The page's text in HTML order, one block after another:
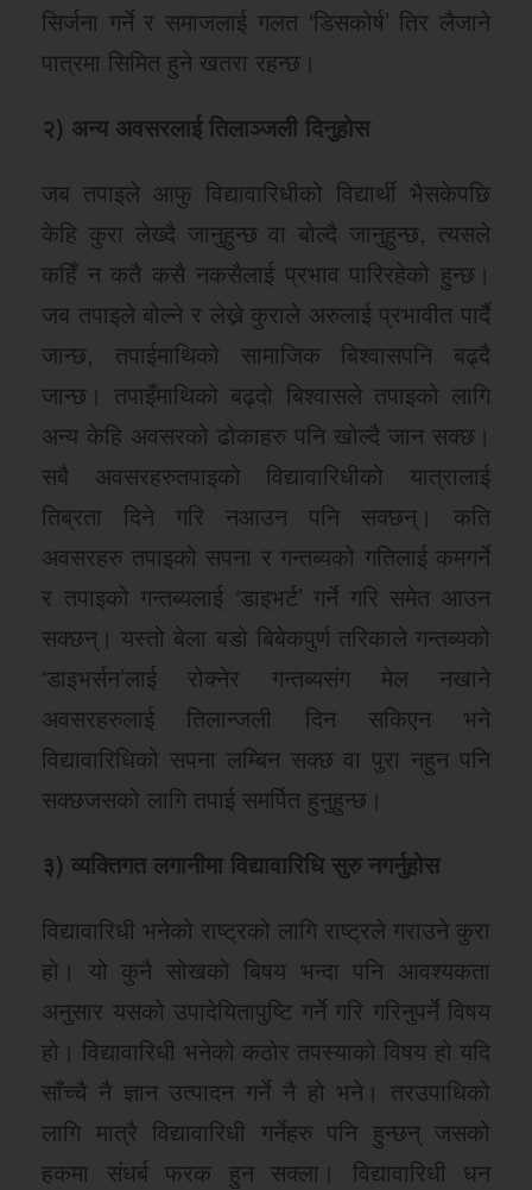
सिर्जना गर्ने र समाजलाई गलत ‘डिसकोर्ष’ तिर लैजाने
पात्रमा सिमित हुने खतरा रहन्छ।
२) अन्य अवसरलाई तिलाञ्जली दिनुहोस
जब तपाइले आफु विद्यावारिधीको विद्यार्थी भैसकेपछि
केहि कुरा लेख्दै जानुहुन्छ वा बोल्दै जानुहुन्छ, त्यसले
कहिँ न कतै कसै नकसैलाई प्रभाव पारिरहेको हुन्छ।
जब तपाइले बोल्ने र लेख्ने कुराले अरुलाई प्रभावीत पार्दै
जान्छ, तपाईमाथिको सामाजिक बिश्वासपनि बढ्दै
जान्छ। तपाइँमाथिको बढ्दो बिश्वासले तपाइको लागि
अन्य केहि अवसरको ढोकाहरु पनि खोल्दै जान सक्छ।
सबै अवसरहरुतपाइको विद्यावारिधीको यात्रालाई
तिब्रता दिने गरि नआउन पनि सक्छन्। कति
अवसरहरु तपाइको सपना र गन्तब्यको गतिलाई कमगर्ने
र तपाइको गन्तब्यलाई ‘डाइभर्ट’ गर्ने गरि समेत आउन
सक्छन्। यस्तो बेला बडो बिबेकपुर्ण तरिकाले गन्तब्यको
‘डाइभर्सन’लाई रोक्नेर गन्तब्यसंग मेल नखाने
अवसरहरुलाई तिलान्जली दिन सकिएन भने
विद्यावारिधिको सपना लम्बिन सक्छ वा पुरा नहुन पनि
सक्छजसको लागि तपाई समर्पित हुनुहुन्छ।
३) व्यक्तिगत लगानीमा विद्यावारिधि सुरु नगर्नुहोस
विद्यावारिधी भनेको राष्ट्रको लागि राष्ट्रले गराउने कुरा
हो। यो कुनै सोखको बिषय भन्दा पनि आवश्यकता
अनुसार यसको उपादेयितापुष्टि गर्ने गरि गरिनुपर्ने विषय
हो। विद्यावारिधी भनेको कठोर तपस्याको विषय हो यदि
साँच्चै नै ज्ञान उत्पादन गर्ने नै हो भने। तरउपाधिको
लागि मात्रै विद्यावारिधी गर्नेहरु पनि हुन्छन् जसको
हकमा संधर्ब फरक हुन सक्ला। विद्यावारिधी धन